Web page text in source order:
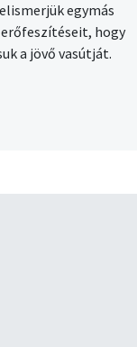
egymás
hogy
a jövő vasútját.